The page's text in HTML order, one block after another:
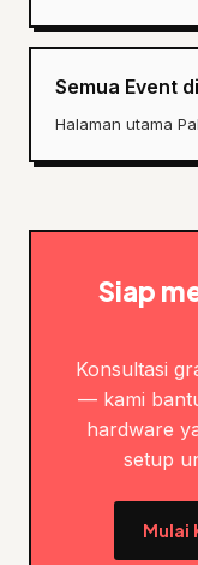
Semua Event
Halaman utama
Siap
Konsultasi
— kami
hardware
setup
Mulai